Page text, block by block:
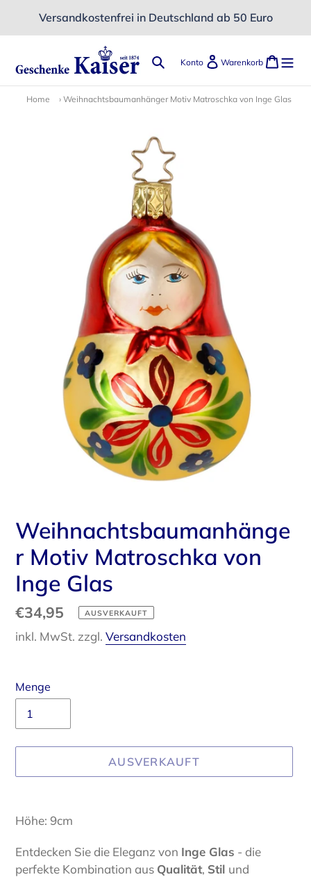
Versandkostenfrei in Deutschland ab 50 Euro
Suchen
Konto Einloggen
Warenkorb
Home › Weihnachtsbaumanhänger Motiv Matroschka von Inge Glas
Weihnachtsbaumanhänge
r Motiv Matroschka von
Inge Glas
Normaler
Preis
€34,95 AUSVERKAUFT
inkl. MwSt. zzgl. Versandkosten
Menge
AUSVERKAUFT
wird
Warenkorb
hinzugefügt
Höhe: 9cm
Entdecken Sie die Eleganz von Inge Glas - die
perfekte Kombination aus Qualität, Stil und